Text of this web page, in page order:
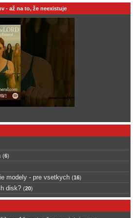
- až na to, že neexistuje
(6)
modely - pre vsetkych (16)
disk? (20)